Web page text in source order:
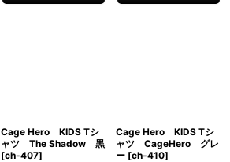
Cage Hero KIDS Tシ
ャツ The Shadow 黒
[ch-407]
Cage Hero KIDS Tシ
ャツ CageHero グレ
ー [ch-410]